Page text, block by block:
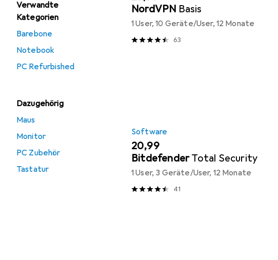
Verwandte
Kategorien
Barebone
Notebook
PC Refurbished
Dazugehörig
Maus
Monitor
PC Zubehör
Tastatur
NordVPN Basis
1 User, 10 Geräte/User, 12 Monate
63
Software
EUR
20,99
BitdefenderTotal Security
1 User, 3 Geräte/User, 12 Monate
41